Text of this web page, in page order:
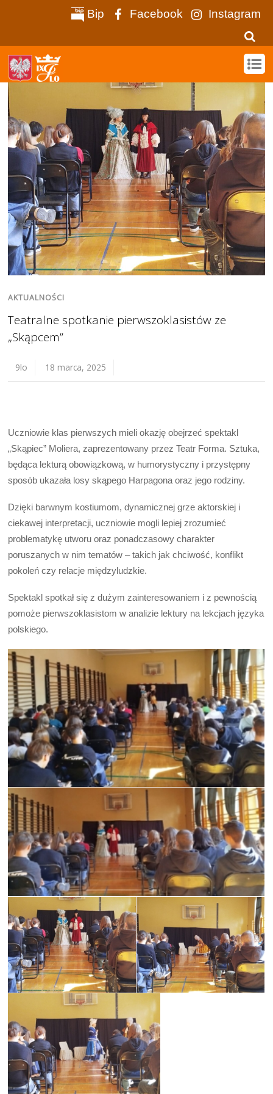
Bip Facebook Instagram
AKTUALNOŚCI
Teatralne spotkanie pierwszoklasistów ze
„Skąpcem”
9lo 18 marca, 2025
Uczniowie klas pierwszych mieli okazję obejrzeć spektakl
„Skąpiec” Moliera, zaprezentowany przez Teatr Forma. Sztuka,
będąca lekturą obowiązkową, w humorystyczny i przystępny
sposób ukazała losy skąpego Harpagona oraz jego rodziny.
Dzięki barwnym kostiumom, dynamicznej grze aktorskiej i
ciekawej interpretacji, uczniowie mogli lepiej zrozumieć
problematykę utworu oraz ponadczasowy charakter
poruszanych w nim tematów – takich jak chciwość, konflikt
pokoleń czy relacje międzyludzkie.
Spektakl spotkał się z dużym zainteresowaniem i z pewnością
pomoże pierwszoklasistom w analizie lektury na lekcjach języka
polskiego.